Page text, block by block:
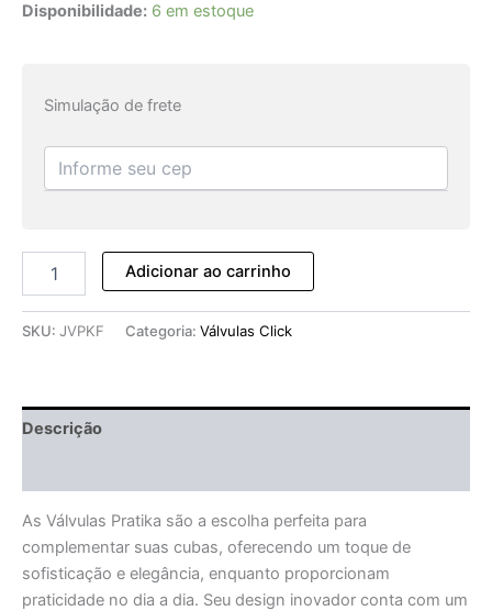
Disponibilidade: 6 em estoque
Simulação de frete
Adicionar ao carrinho
SKU: JVPKF Categoria: Válvulas Click
Descrição
As Válvulas Pratika são a escolha perfeita para
complementar suas cubas, oferecendo um toque de
sofisticação e elegância, enquanto proporcionam
praticidade no dia a dia. Seu design inovador conta com um